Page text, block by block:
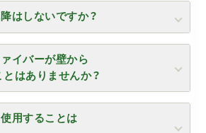
はしないですか？
イバーが壁から
はありませんか？
用することは